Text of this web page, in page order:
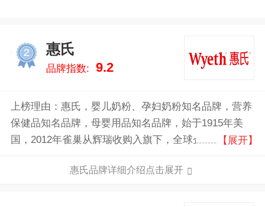
2
惠氏
品牌指数: 9.2
上榜理由：惠氏，婴儿奶粉、孕妇奶粉知名品牌，营养
保健品知名品牌，母婴用品知名品牌，始于1915年美
国，2012年雀巢从辉瑞收购入旗下，全球企业500强，
业界领先的高品质、高安全性的婴幼儿配方奶粉。
【展开】
惠氏品牌详细介绍点击展开